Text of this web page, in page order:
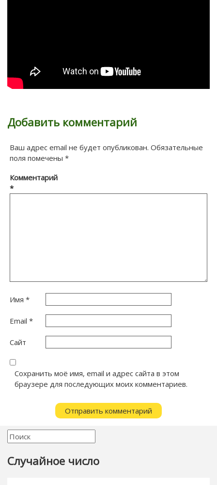
Добавить комментарий
Ваш адрес email не будет опубликован. Обязательные
поля помечены *
Комментарий
*
Имя *
Email *
Сайт
Сохранить моё имя, email и адрес сайта в этом
браузере для последующих моих комментариев.
Случайное число